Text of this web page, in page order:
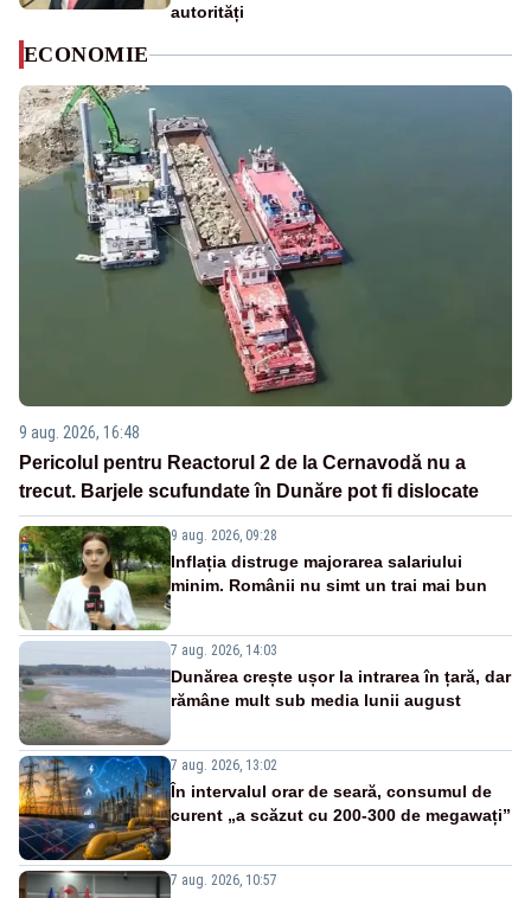
autorități
ECONOMIE
9 aug. 2026, 16:48
Pericolul pentru Reactorul 2 de la Cernavodă nu a
trecut. Barjele scufundate în Dunăre pot fi dislocate
9 aug. 2026, 09:28
Inflația distruge majorarea salariului
minim. Românii nu simt un trai mai bun
7 aug. 2026, 14:03
Dunărea crește ușor la intrarea în țară, dar
rămâne mult sub media lunii august
7 aug. 2026, 13:02
În intervalul orar de seară, consumul de
curent „a scăzut cu 200-300 de megawați”
7 aug. 2026, 10:57